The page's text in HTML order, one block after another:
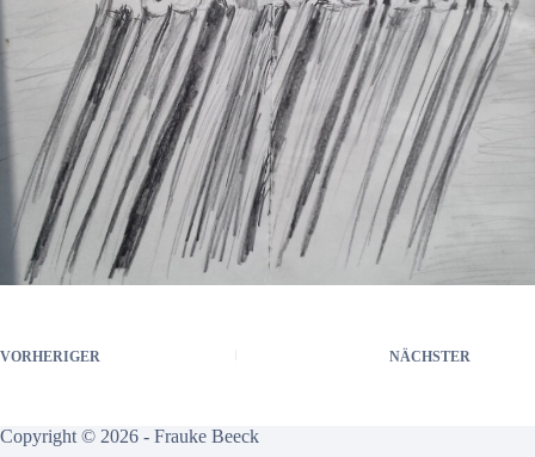
VORHERIGER NÄCHSTER
Copyright © 2026 - Frauke Beeck